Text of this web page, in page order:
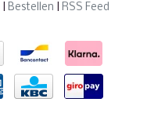
Bestellen RSS Feed